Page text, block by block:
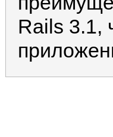
Rails 3.1,